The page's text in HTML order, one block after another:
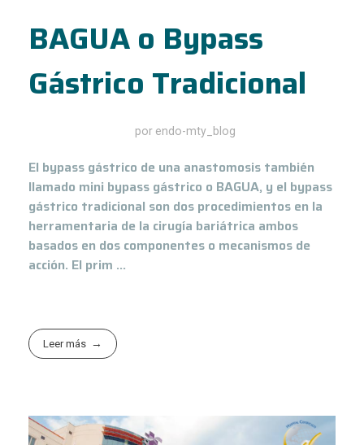
BAGUA o Bypass
Gástrico Tradicional
por endo-mty_blog
El bypass gástrico de una anastomosis también
llamado mini bypass gástrico o BAGUA, y el bypass
gástrico tradicional son dos procedimientos en la
herramentaria de la cirugía bariátrica ambos
basados en dos componentes o mecanismos de
acción. El prim ...
Leer más